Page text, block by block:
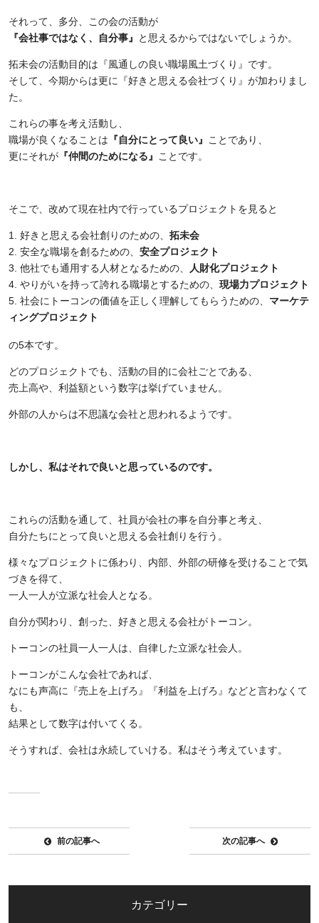
それって、多分、この会の活動が
『会社事ではなく、自分事』
と思えるからではないでしょうか。
拓未会の活動目的は『風通しの良い職場風土づくり』です。
そして、今期からは更に『好きと思える会社づくり』が加わりまし
た。
これらの事を考え活動し、
職場が良くなることは 『自分にとって良い』
ことであり、
更にそれが 『仲間のためになる』 ことです。
そこで、改めて現在社内で行っているプロジェクトを見ると
好きと思える会社創りのための、 拓未会
安全な職場を創るための、 安全プロジェクト
他社でも通用する人材となるための、
人財化プロジェクト
やりがいを持って誇れる職場とするための、 現場力プロジェクト
社会にトーコンの価値を正しく理解してもらうための、 マーケテ
ィングプロジェクト
の5本です。
どのプロジェクトでも、活動の目的に会社ごとである、
売上高や、利益額という数字は挙げていません。
外部の人からは不思議な会社と思われるようです。
しかし、私はそれで良いと思っているのです。
これらの活動を通して、社員が会社の事を自分事と考え、
自分たちにとって良いと思える会社創りを行う。
様々なプロジェクトに係わり、内部、外部の研修を受けることで気
づきを得て、
一人一人が立派な社会人となる。
自分が関わり、創った、好きと思える会社がトーコン。
トーコンの社員一人一人は、自律した立派な社会人。
トーコンがこんな会社であれば、
なにも声高に『売上を上げろ』『利益を上げろ』などと言わなくて
も、
結果として数字は付いてくる。
そうすれば、会社は永続していける。私はそう考えています。
前の記事へ 次の記事へ
カテゴリー